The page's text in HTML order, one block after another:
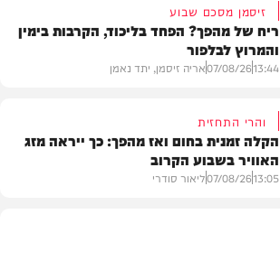
זיסמן מסכם שבוע
ריח של מהפך? הפחד בליכוד, הקרבות בימין
והמרוץ לבלפור
13:44
07/08/26אריה זיסמן, יתד נאמן
והרי התחזית
הקלה זמנית בחום ואז מהפך: כך ייראה מזג
האוויר בשבוע הקרוב
13:05
07/08/26ליאור סודרי